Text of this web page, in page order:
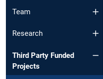
Team
Research
Third Party Funded
Projects